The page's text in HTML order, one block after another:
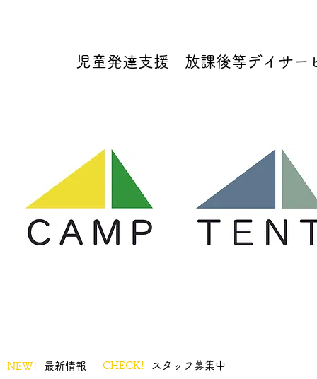
児童発達支援 放課後等デイサ
NEW! 最新情報 CHECK! スタッフ募集中